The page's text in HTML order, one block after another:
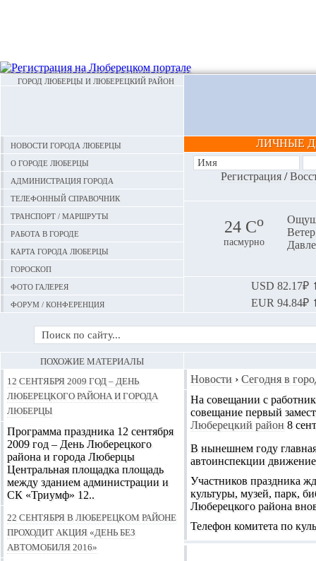
ГОРОД ЛЮБЕРЦЫ И ЛЮБЕРЕЦКИЙ РАЙОН
Новости города Люберцы
О городе Люберцы
Администрация города
Телефонный справочник
Транспорт / маршруты
Работа в городе
Карта города Люберцы
Гороскоп
Фото галерея
Форум / конференция
ЛИЧНЫЕ
Регистрация/
24 Сo
пасмурно
USD 82.17₽
EUR 94.84₽
Новости › Сегодня в
На совещании с
совещание первый
Люберецкий район 8
В нынешнем году
автоинспекции движение
Участников праздника
культуры, музей, парк,
Люберецкого района
Телефон комитета по
ПОХОЖИЕ МАТЕРИАЛЫ
12 сентября 2009 год – День
Люберецкого района и города
Люберцы
Программа праздника 12 сентября
2009 год – День Люберецкого
района и города Люберцы
Центральная площадка площадь
между зданием администрации и
СК «Триумф» 12..
22 сентября в Люберецком районе
проходит акция «День без
автомобиля 2016»